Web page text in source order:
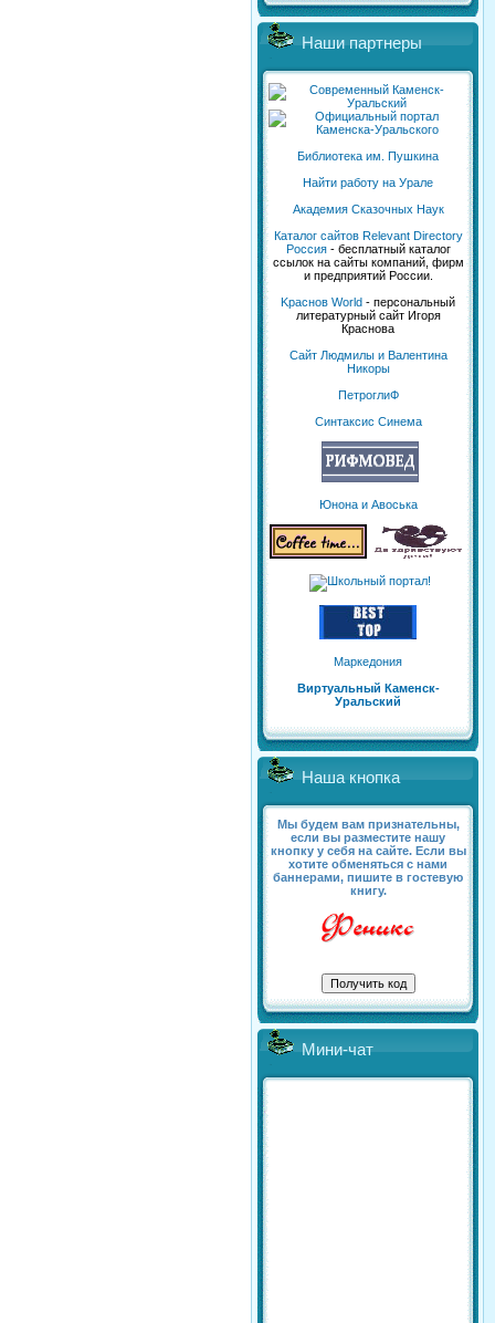
Наши партнеры
Библиотека им. Пушкина
Найти работу на Урале
Академия Сказочных Наук
Каталог сайтов Relevant Directory
Россия- бесплатный каталог
ссылок на сайты компаний, фирм
и предприятий России.
Kраснов World - персональный
литературный сайт Игоря
Краснова
Сайт Людмилы и Валентина
Никоры
ПетроглиФ
Синтаксис Синема
Юнона и Авоська
Маркедония
Виртуальный Каменск-
Уральский
Наша кнопка
Мы будем вам признательны,
если вы разместите нашу
кнопку у себя на сайте. Если вы
хотите обменяться с нами
баннерами, пишите в гостевую
книгу.
Мини-чат